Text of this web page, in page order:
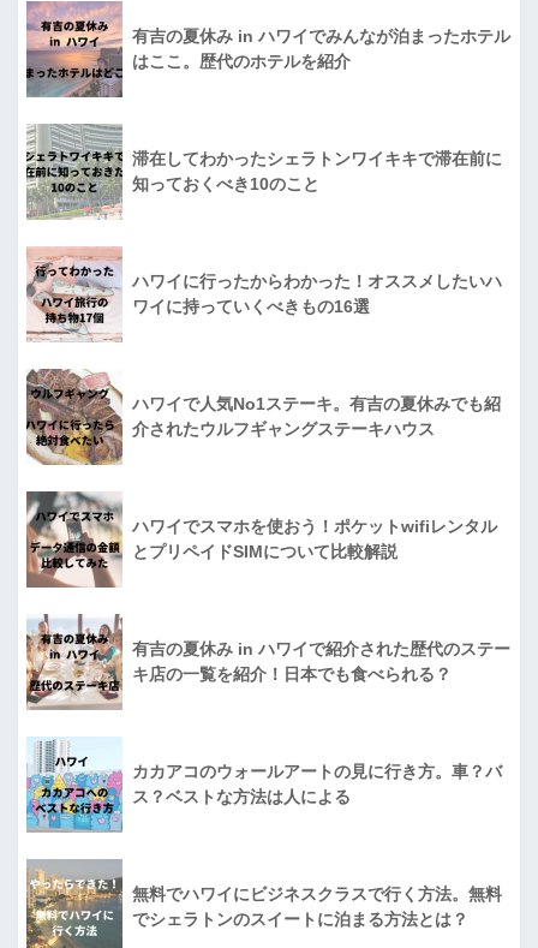
有吉の夏休み in ハワイでみんなが泊まったホテル
はここ。歴代のホテルを紹介
滞在してわかったシェラトンワイキキで滞在前に
知っておくべき10のこと
ハワイに行ったからわかった！オススメしたいハ
ワイに持っていくべきもの16選
ハワイで人気No1ステーキ。有吉の夏休みでも紹
介されたウルフギャングステーキハウス
ハワイでスマホを使おう！ポケットwifiレンタル
とプリペイドSIMについて比較解説
有吉の夏休み in ハワイで紹介された歴代のステー
キ店の一覧を紹介！日本でも食べられる？
カカアコのウォールアートの見に行き方。車？バ
ス？ベストな方法は人による
無料でハワイにビジネスクラスで行く方法。無料
でシェラトンのスイートに泊まる方法とは？